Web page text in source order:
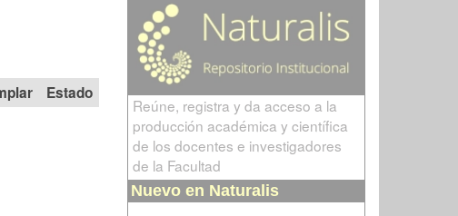
Estado
Reúne, registra y da acceso a la
producción académica y científica
de los docentes e investigadores
de la Facultad
Nuevo en Naturalis